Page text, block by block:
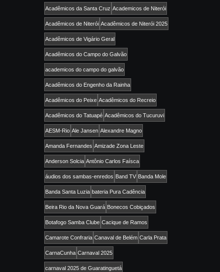
Acadêmicos da Santa Cruz Academicos de Niterói
Acadêmicos de Niterói Acadêmicos de Niterói 2025
Acadêmicos de Vigário Geral
Acadêmicos do Campo do Galvão
academicos do campo do galvão
Acadêmicos do Engenho da Rainha
Acadêmicos do Peixe Acadêmicos do Recreio
Acadêmicos do Tatuapé Acadêmicos do Tucuruvi
AESM-Rio Ale Jansen Alexandre Magno
Amanda Fernandes Amizade Zona Leste
Anderson Solcia Antônio Carlos Faísca
áudios dos sambas-enredos Band TV Banda Mole
Banda Santa Luzia bateria Pura Cadência
Beira Rio da Nova Guará Bonecos Cobiçados
Botafogo Samba Clube Cacique de Ramos
Camarote Confraria Canaval de Belém Carla Prata
CarnaCunha Carnaval 2025
carnaval 2025 de Guaratinguetá